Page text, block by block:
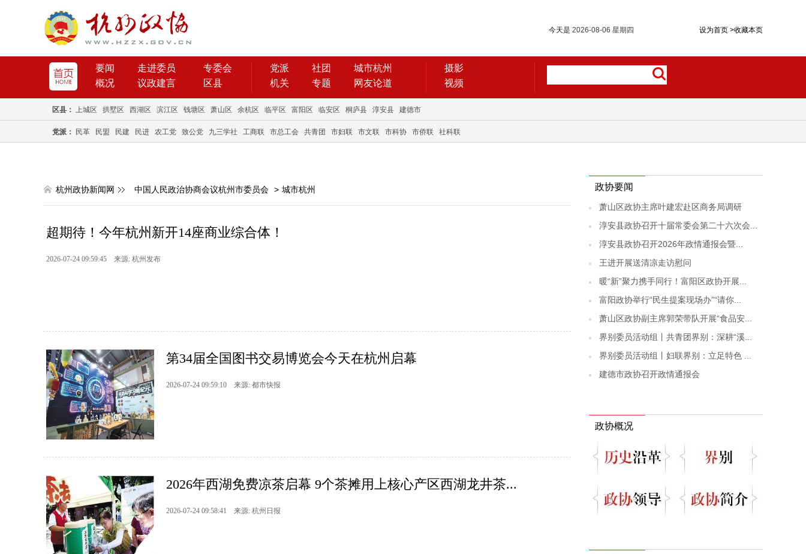
设为首页 >收藏本页
今天是 2026-08-06 星期四
要闻 走进委员
专委会
概况
议政建言 区县
党派 社团
城市杭州
机关
专题 网友论道
摄影
视频
区县： 上城区 拱墅区 西湖区 滨江区 钱塘区 萧山区 余杭区 临平区 富阳区 临安区 桐庐县 淳安县 建德市
党派： 民革 民盟 民建 民进 农工党 致公党 九三学社 工商联 市总工会 共青团 市妇联 市文联 市科协 市侨联 社科联
杭州政协新闻网 中国人民政治协商会议杭州市委员会 > 城市杭州
超期待！今年杭州新开14座商业综合体！
2026-07-24 09:59:45 来源: 杭州发布
第34届全国图书交易博览会今天在杭州启幕
2026-07-24 09:59:10 来源: 都市快报
2026年西湖免费凉茶启幕 9个茶摊用上核心产区西湖龙井茶...
2026-07-24 09:58:41 来源: 杭州日报
政协要闻
萧山区政协主席叶建宏赴区商务局调研
淳安县政协召开十届常委会第二十六次会...
淳安县政协召开2026年政情通报会暨...
王进开展送清凉走访慰问
暖“新”聚力携手同行！富阳区政协开展...
富阳政协举行“民生提案现场办”“请你...
萧山区政协副主席郭荣带队开展“食品安...
界别委员活动组丨共青团界别：深耕“溪...
界别委员活动组丨妇联界别：立足特色 ...
建德市政协召开政情通报会
政协概况